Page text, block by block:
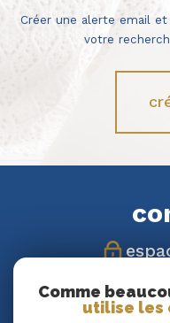
Créer une alerte email
votre
Comme
utilise les